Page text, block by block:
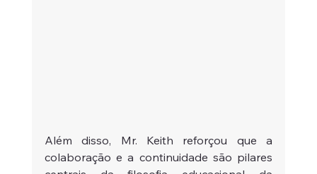
Além disso, Mr. Keith reforçou que a
colaboração e a continuidade são pilares